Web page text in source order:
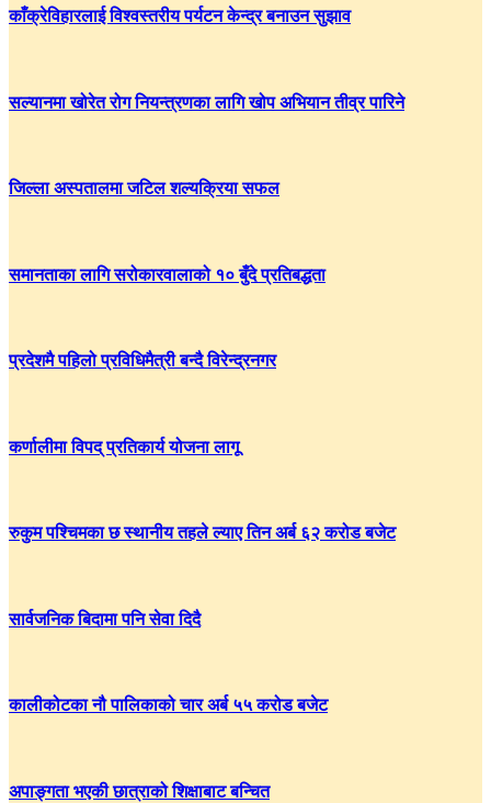
काँक्रेविहारलाई विश्वस्तरीय पर्यटन केन्द्र बनाउन सुझाव
सल्यानमा खोरेत रोग नियन्त्रणका लागि खोप अभियान तीव्र पारिने
जिल्ला अस्पतालमा जटिल शल्यक्रिया सफल
समानताका लागि सरोकारवालाको १० बुँदे प्रतिबद्धता
प्रदेशमै पहिलो प्रविधिमैत्री बन्दै विरेन्द्रनगर
कर्णालीमा विपद् प्रतिकार्य योजना लागू
रुकुम पश्चिमका छ स्थानीय तहले ल्याए तिन अर्ब ६२ करोड बजेट
सार्वजनिक बिदामा पनि सेवा दिदै
कालीकोटका नौ पालिकाको चार अर्ब ५५ करोड बजेट
अपाङ्गता भएकी छात्राको शिक्षाबाट बन्चित